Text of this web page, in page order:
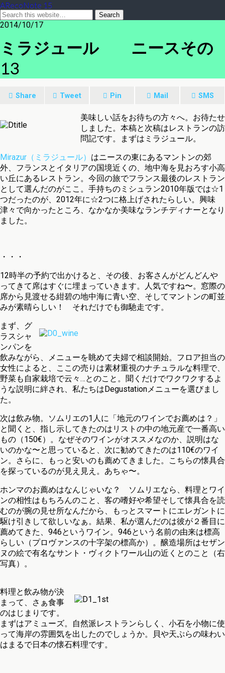
ARecoNote 15
2014/10/17
ミラジュール ニースその
13
Share Tweet Pin Mail SMS
美味しい話をお待ちの方々へ。お待たせ
しました。本稿と次稿はレストランの訪
問記です。まずはミラジュール。
Mirazur（ミラジュール） はニースの東にあるマントンの郊
外、フランスとイタリアの国境近くの、地中海を見おろす小高
い丘にあるレストラン。今回の旅でフランス最後のレストラン
として選んだのがここ。手持ちのミシュラン2010年版では☆1
つだったのが、2012年に☆2つに格上げされたらしい。興味
津々で向かったところ、なかなか美味なランチディナーとなり
ました。
・・・
12時半の予約で出かけると、その後、お客さんがどんどんや
ってきて席はすぐに埋まっていきます。人気ですね〜。窓際の
席から見渡せる紺碧の地中海に青い空、そしてマントンの町並
みが素晴らしい！ それだけでも御馳走です。
まず、グ
ラスシャ
ンパンを
飲みながら、メニューを眺めて夫婦で相談開始。フロア担当の
女性によると、ここの売りは素材重視のナチュラルな料理で、
野菜も自家栽培で云々…とのこと。聞くだけでワクワクするよ
うな説明に絆され、私たちはDegustationメニューを選びまし
た。
次は飲み物。ソムリエの1人に「地元のワインでお薦めは？」
と聞くと、指し示してきたのはリストの中の地元産で一番高い
もの（150€）。なぜそのワインがオススメなのか、説明はな
いのかな〜と思っていると、次に勧めてきたのは110€のワイ
ン。さらに、もっと安いのも薦めてきました。こちらの懐具合
を探っているのが見え見え。あちゃ〜。
ホンマのお薦めはなんじゃいな？ ソムリエなら、料理とワイ
ンの相性はもちろんのこと、客の嗜好や希望そして懐具合を読
むのが腕の見せ所なんだから、もっとスマートにエレガントに
駆け引きして欲しいなぁ。結果、私が選んだのは彼が２番目に
薦めてきた、946というワイン。946という名前の由来は標高
らしい（プロヴァンスの十字架の標高か）。醸造場所はセザン
ヌの絵で有名なサント・ヴィクトワール山の近くとのこと（右
写真）。
料理と飲み物が決
まって、さぁ食事
のはじまりです。
まずはアミューズ。自然派レストランらしく、小石を小物に使
って海岸の雰囲気を出したのでしょうか。貝や天ぷらの味わい
はまるで日本の懐石料理です。